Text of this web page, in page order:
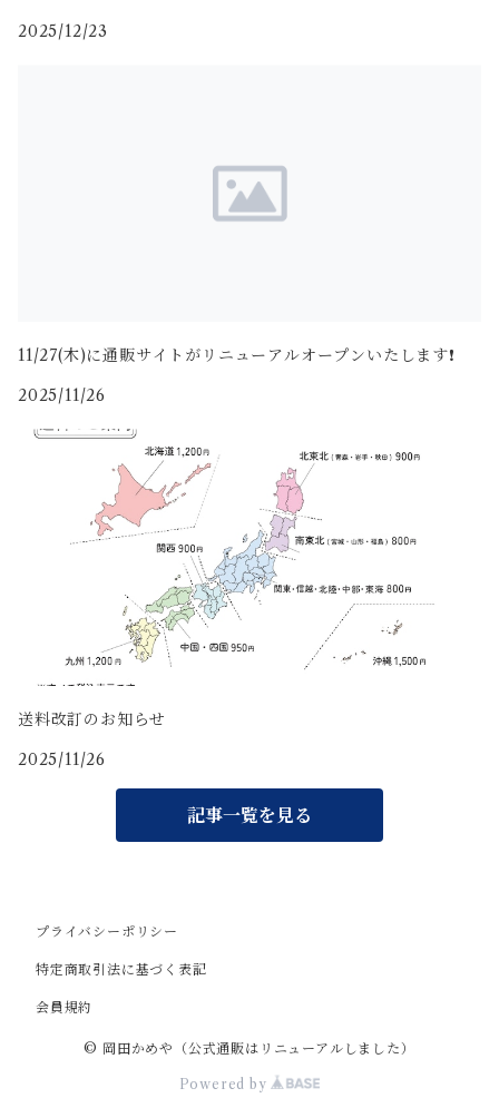
2025/12/23
11/27(木)に通販サイトがリニューアルオープンいたします❗️
2025/11/26
送料改訂のお知らせ
2025/11/26
記事一覧を見る
プライバシーポリシー
特定商取引法に基づく表記
会員規約
© 岡田かめや（公式通販はリニューアルしました）
Powered by